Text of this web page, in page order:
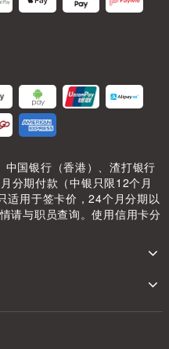
中国银行（香港）、渣打银行
分期付款（中银只限12个月
适用于签卡价，24个月分期以
请与职员查询。使用信用卡分